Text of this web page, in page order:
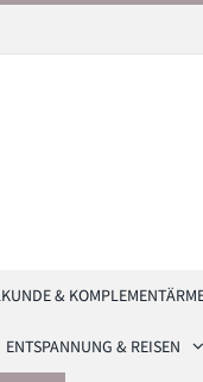
&
ENTSPANNUNG & REISEN